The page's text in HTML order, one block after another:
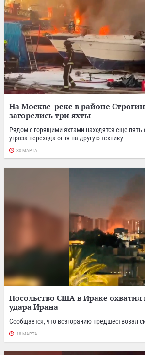
На Москве-реке в районе
загорелись три яхты
Рядом с горящими яхтами находятся еще пять
угроза перехода огня на другую технику.
30 МАРТА
Посольство США в Ираке охватил
удара Ирана
Сообщается, что возгоранию предшествовал
18 МАРТА